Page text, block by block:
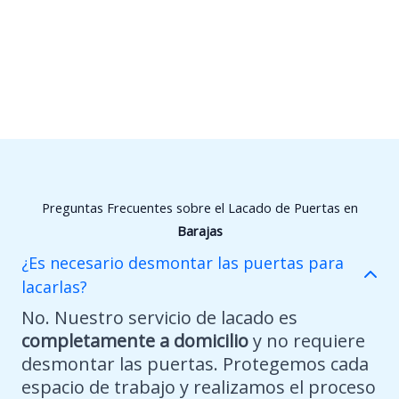
Preguntas Frecuentes sobre el Lacado de Puertas en
Barajas
¿Es necesario desmontar las puertas para
lacarlas?
No. Nuestro servicio de lacado es
completamente a domicilioy no requiere
desmontar las puertas. Protegemos cada
espacio de trabajo y realizamos el proceso